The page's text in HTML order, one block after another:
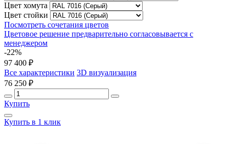
Цвет хомута
Цвет стойки
Посмотреть сочетания цветов
Цветовое решение предварительно согласовывается с
менеджером
-22%
97 400 ₽
Все характеристики 3D визуализация
76 250 ₽
Купить
Купить в 1 клик